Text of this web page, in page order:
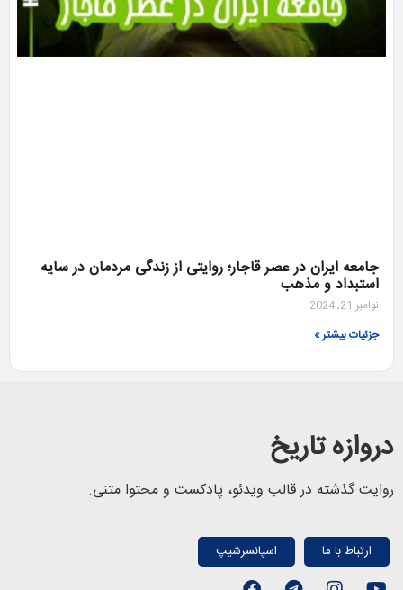
جامعه ایران در عصر قاجار؛ روایتی از زندگی مردمان در سایه
استبداد و مذهب
نوامبر 21, 2024
جزئیات بیشتر »
دروازه تاریخ
روایت گذشته در قالب ویدئو، پادکست و محتوا متنی.
ارتباط با ما اسپانسرشیپ